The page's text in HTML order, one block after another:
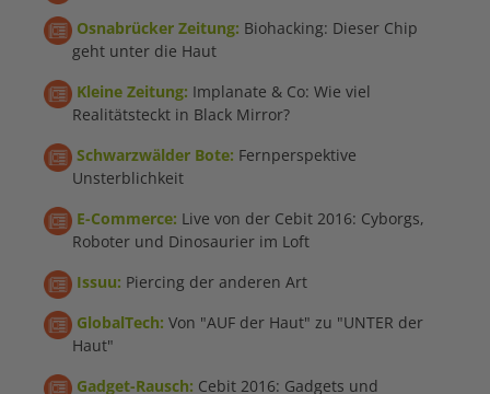
Osnabrücker Zeitung: Biohacking: Dieser Chip
geht unter die Haut
Kleine Zeitung: Implanate & Co: Wie viel
Realitätsteckt in Black Mirror?
Schwarzwälder Bote: Fernperspektive
Unsterblichkeit
E-Commerce: Live von der Cebit 2016: Cyborgs,
Roboter und Dinosaurier im Loft
Issuu: Piercing der anderen Art
GlobalTech: Von "AUF der Haut" zu "UNTER der
Haut"
Gadget-Rausch: Cebit 2016: Gadgets und